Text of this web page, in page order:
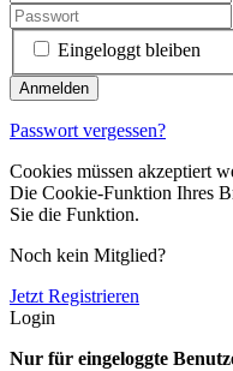
Eingeloggt bleiben
Passwort vergessen?
Cookies müssen akzeptiert
Die Cookie-Funktion Ihres
Sie die Funktion.
Noch kein Mitglied?
Jetzt Registrieren
Login
Nur für eingeloggte